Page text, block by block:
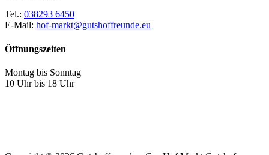
Tel.: 038293 6450
E-Mail: hof-markt@gutshoffreunde.eu
Öffnungszeiten
Montag bis Sonntag
10 Uhr bis 18 Uhr